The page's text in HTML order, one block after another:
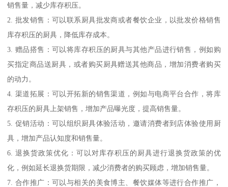
销售量，减少库存积压。
2. 批发销售：可以联系厨具批发商或者餐饮企业，以批发价格销售
库存积压的厨具，降低库存成本。
3. 赠品搭售：可以将库存积压的厨具与其他产品进行销售，例如购
买指定商品送厨具，或者购买厨具赠送其他商品，增加消费者购买
的动力。
4. 渠道拓展：可以开拓新的销售渠道，例如与电商平台合作，将库
存积压的厨具上架销售，增加产品曝光度，提高销售量。
5. 促销活动：可以组织厨具体验活动，邀请消费者到店体验使用厨
具，增加产品认知度和销售量。
6. 退换货政策优化：可以对库存积压的厨具进行退换货政策的优
化，例如延长退换货期限，减少消费者的购买顾虑，增加销售量。
7. 合作推广：可以与相关的美食博主、餐饮媒体等进行合作推广，